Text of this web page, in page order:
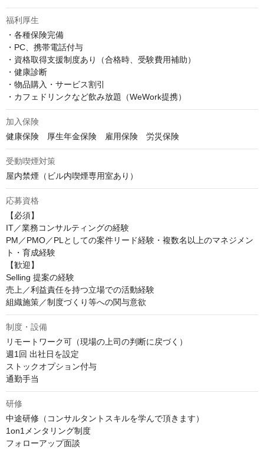
福利厚生
・各種保険完備
・PC、携帯電話付与
・資格取得支援制度あり（合格時、受験費用補助）
・健康診断
・物品購入・サービス割引
・カフェドリンクなど飲み放題（WeWork提携）
加入保険
健康保険　厚生年金保険　雇用保険　労災保険
受動喫煙対策
屋内禁煙（ビル内喫煙専用室あり）
応募資格
【必須】
IT／業務コンサルティングの経験
PM／PMO／PLとしての案件リード経験・複数名以上のマネジメン
ト・育成経験
【歓迎】
Selling 提案の経験
売上／利益責任を持つ立場での活動経験
組織施策／制度づくり等への関与意欲
制度・設備
リモートワーク可（現場の上司の判断に戻づく）
週1回 出社日を設定
ストックオプション付与
通勤手当
研修
中途研修（コンサルタントスキルを学んで頂きます）
1on1メンタリング制度
フォローアップ面談